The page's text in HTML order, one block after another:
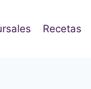
Recetas